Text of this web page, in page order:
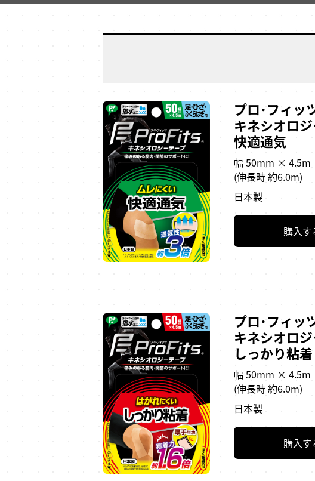
プロ･フィッ
キネシオロ
快適通気
幅 50mm × 4.5m
(伸長時 約6.0m)
日本製
購入す
プロ･フィッ
キネシオロ
しっかり粘着
幅 50mm × 4.5m
(伸長時 約6.0m)
日本製
購入す